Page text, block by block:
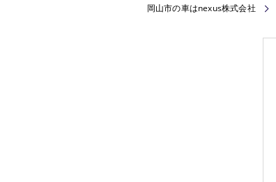
岡山市の車はnexus株式会社